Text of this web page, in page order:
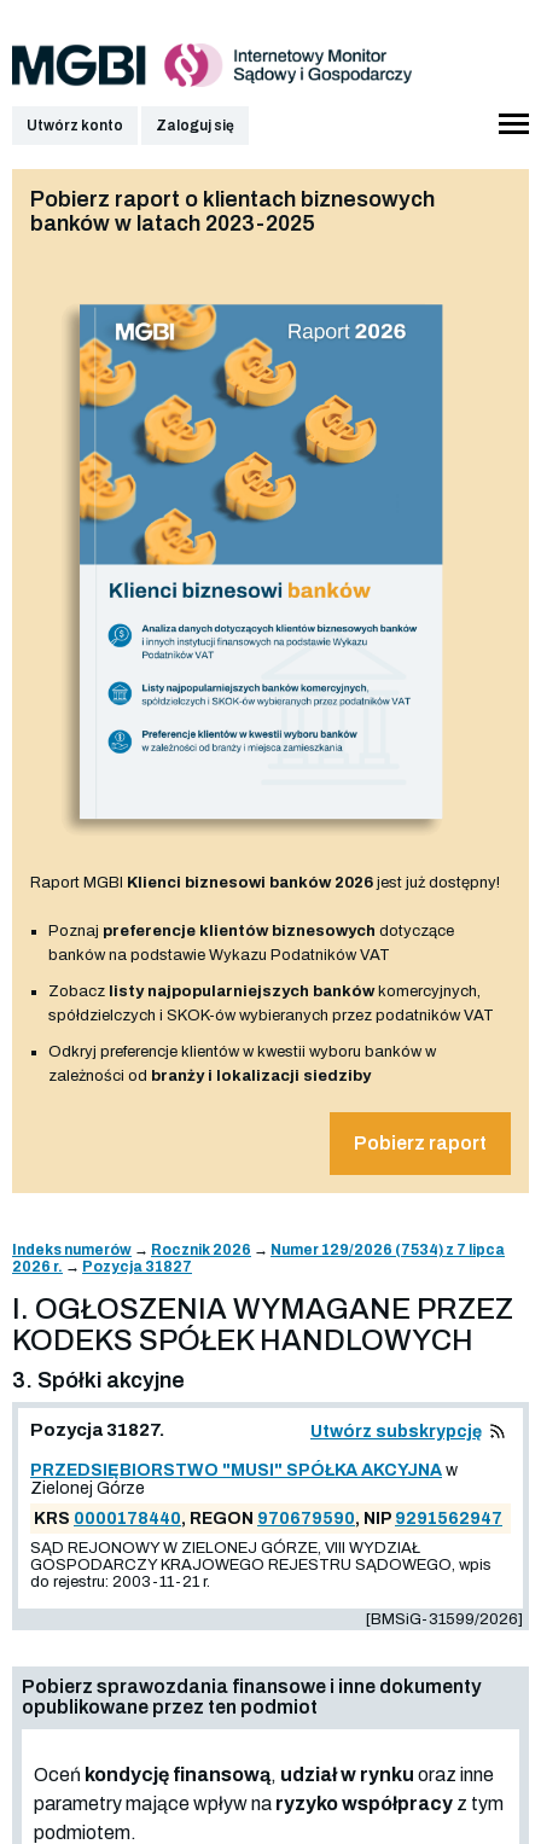
Utwórz konto Zaloguj się
Pobierz raport o klientach biznesowych
banków w latach 2023-2025
Raport MGBI Klienci biznesowi banków 2026 jest już dostępny!
Poznaj preferencje klientów biznesowych dotyczące
banków na podstawie Wykazu Podatników VAT
Zobacz listy najpopularniejszych bankówkomercyjnych,
spółdzielczych i SKOK-ów wybieranych przez podatników VAT
Odkryj preferencje klientów w kwestii wyboru banków w
zależności od branży i lokalizacji siedziby
Pobierz raport
Indeks numerów → Rocznik 2026 → Numer 129/2026 (7534) z 7 lipca
2026 r. → Pozycja 31827
I. OGŁOSZENIA WYMAGANE PRZEZ
KODEKS SPÓŁEK HANDLOWYCH
3. Spółki akcyjne
Pozycja 31827. Utwórz subskrypcję
PRZEDSIĘBIORSTWO "MUSI" SPÓŁKA AKCYJNA w
Zielonej Górze
KRS 0000178440, REGON 970679590, NIP 9291562947
SĄD REJONOWY W ZIELONEJ GÓRZE, VIII WYDZIAŁ
GOSPODARCZY KRAJOWEGO REJESTRU SĄDOWEGO, wpis
do rejestru: 2003-11-21 r.
[BMSiG-31599/2026]
Pobierz sprawozdania finansowe i inne dokumenty
opublikowane przez ten podmiot
Oceń kondycję finansową, udział w rynku oraz inne
parametry mające wpływ na ryzyko współpracy z tym
podmiotem.